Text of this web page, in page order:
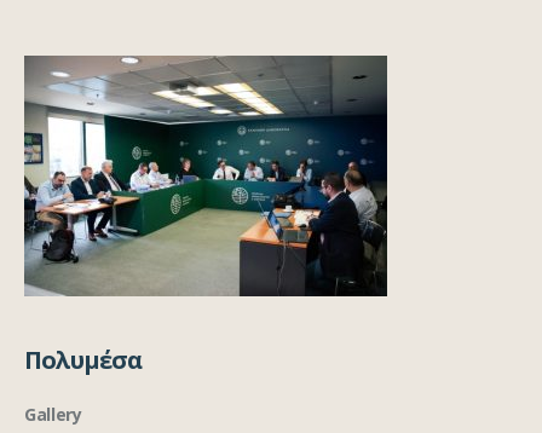
Πολυμέσα
Gallery